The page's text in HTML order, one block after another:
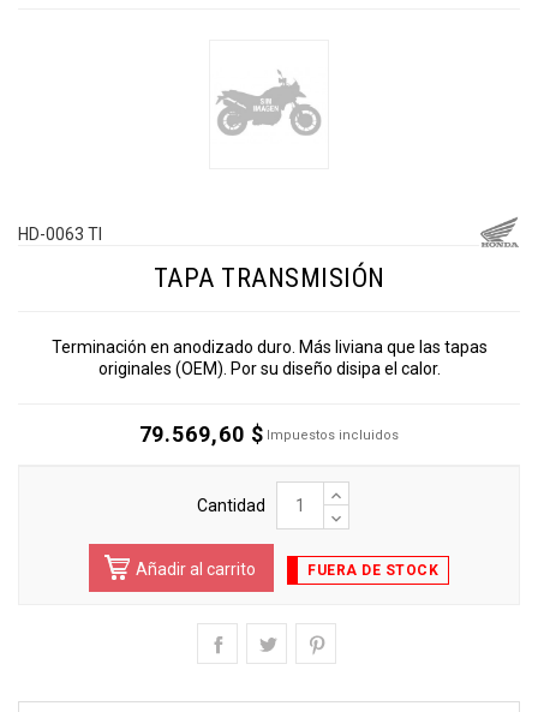
HD-0063 TI
TAPA TRANSMISIÓN
Terminación en anodizado duro. Más liviana que las tapas
originales (OEM). Por su diseño disipa el calor.
79.569,60 $ Impuestos incluidos
Cantidad
Añadir al carrito FUERA DE STOCK